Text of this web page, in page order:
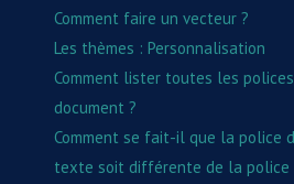
Comment faire un vecteur ?
Les thèmes : Personnalisation
Comment lister toutes les
document ?
Comment se fait-il que la police
texte soit différente de la police